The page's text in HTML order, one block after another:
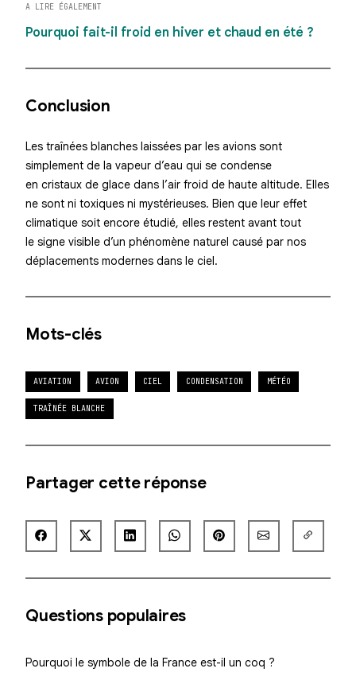
A LIRE ÉGALEMENT
Pourquoi fait-il froid en hiver et chaud en été ?
Conclusion
Les traînées blanches laissées par les avions sont
simplement de la vapeur d’eau qui se condense
en cristaux de glace dans l’air froid de haute altitude. Elles
ne sont ni toxiques ni mystérieuses. Bien que leur effet
climatique soit encore étudié, elles restent avant tout
le signe visible d’un phénomène naturel causé par nos
déplacements modernes dans le ciel.
Mots-clés
AVIATION AVION CIEL CONDENSATION MÉTÉO
TRAÎNÉE BLANCHE
Partager cette réponse
Questions populaires
Pourquoi le symbole de la France est-il un coq ?